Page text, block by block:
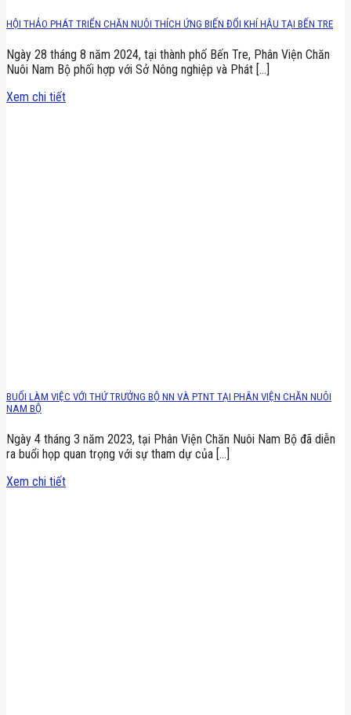
HỘI THẢO PHÁT TRIỂN CHĂN NUÔI THÍCH ỨNG BIẾN ĐỔI KHÍ HẬU TẠI BẾN TRE
Ngày 28 tháng 8 năm 2024, tại thành phố Bến Tre, Phân Viện Chăn
Nuôi Nam Bộ phối hợp với Sở Nông nghiệp và Phát [...]
Xem chi tiết
BUỔI LÀM VIỆC VỚI THỨ TRƯỞNG BỘ NN VÀ PTNT TẠI PHÂN VIỆN CHĂN NUÔI
NAM BỘ
Ngày 4 tháng 3 năm 2023, tại Phân Viện Chăn Nuôi Nam Bộ đã diễn
ra buổi họp quan trọng với sự tham dự của [...]
Xem chi tiết